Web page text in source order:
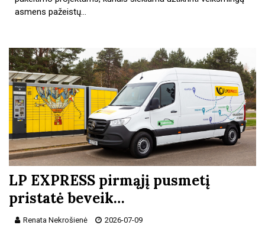
asmens pažeistų…
LP EXPRESS pirmąjį pusmetį
pristatė beveik…
Renata Nekrošienė 2026-07-09